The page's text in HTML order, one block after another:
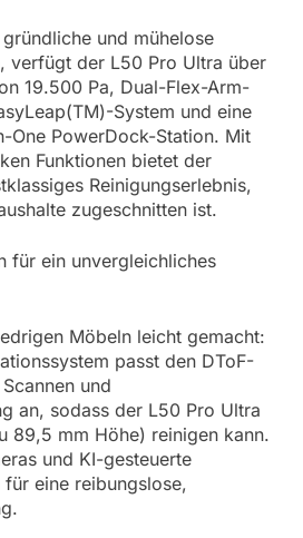
und mühelose
verfügt der L50 Pro Ultra über
19.500 Pa, Dual-Flex-Arm-
System und eine
One PowerDock-Station. Mit
Funktionen bietet der
Reinigungserlebnis,
zugeschnitten ist.
für ein unvergleichliches
Möbeln leicht gemacht:
passt den DToF-
und
an, sodass der L50 Pro Ultra
89,5 mm Höhe) reinigen kann.
und KI-gesteuerte
eine reibungslose,